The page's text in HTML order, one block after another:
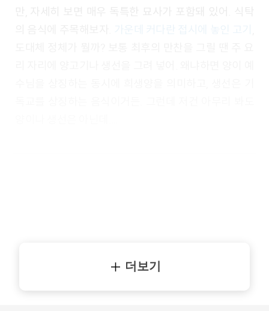
더보기